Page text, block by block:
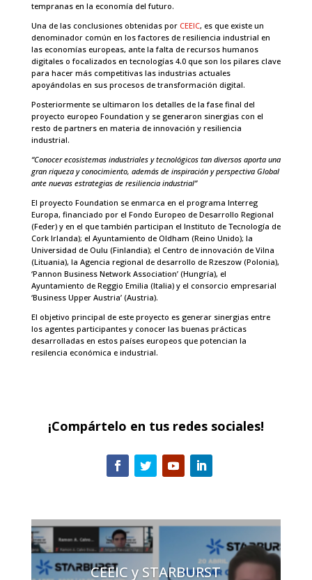
tempranas en la economía del futuro.
Una de las conclusiones obtenidas por CEEIC, es que existe un
denominador común en los factores de resiliencia industrial en
las economías europeas, ante la falta de recursos humanos
digitales o focalizados en tecnologías 4.0 que son los pilares clave
para hacer más competitivas las industrias actuales
apoyándolas en sus procesos de transformación digital.
Posteriormente se ultimaron los detalles de la fase final del
proyecto europeo Foundation y se generaron sinergias con el
resto de partners en materia de innovación y resiliencia
industrial.
“Conocer ecosistemas industriales y tecnológicos tan diversos aporta una
gran riqueza y conocimiento, además de inspiración y perspectiva Global
ante nuevas estrategias de resiliencia industrial”
El proyecto Foundation se enmarca en el programa Interreg
Europa, financiado por el Fondo Europeo de Desarrollo Regional
(Feder) y en el que también participan el Instituto de Tecnología de
Cork Irlanda); el Ayuntamiento de Oldham (Reino Unido); la
Universidad de Oulu (Finlandia); el Centro de innovación de Vilna
(Lituania), la Agencia regional de desarrollo de Rzeszow (Polonia),
‘Pannon Business Network Association’ (Hungría), el
Ayuntamiento de Reggio Emilia (Italia) y el consorcio empresarial
‘Business Upper Austria’ (Austria).
El objetivo principal de este proyecto es generar sinergias entre
los agentes participantes y conocer las buenas prácticas
desarrolladas en estos países europeos que potencian la
resilencia económica e industrial.
¡Compártelo en tus redes sociales!
CEEIC y STARBURST